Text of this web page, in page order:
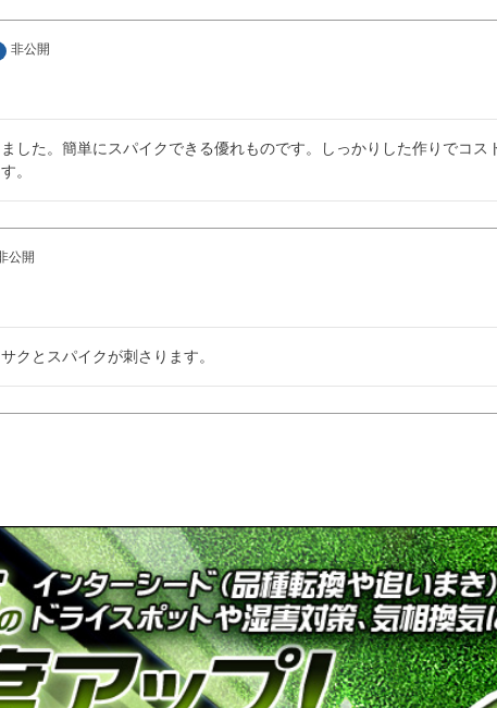
非公開
した。簡単にスパイクできる優れものです。しっかりした作りでコ
。
公開
クとスパイクが刺さります。